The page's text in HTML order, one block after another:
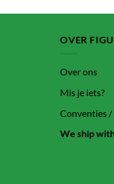
OVER
Over ons
Mis je iets?
Conventies /
We ship